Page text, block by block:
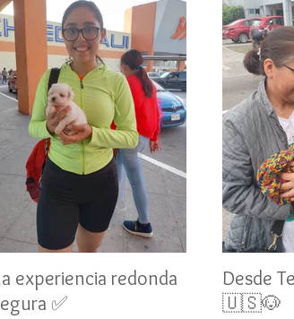
experiencia redonda
✅
Desde
🇺🇸🐶